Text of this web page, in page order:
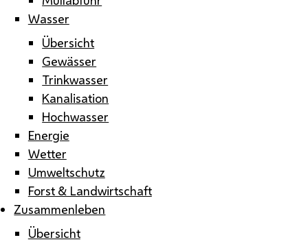
Wasser
Übersicht
Gewässer
Trinkwasser
Kanalisation
Hochwasser
Energie
Wetter
Umweltschutz
Forst & Landwirtschaft
Zusammenleben
Übersicht